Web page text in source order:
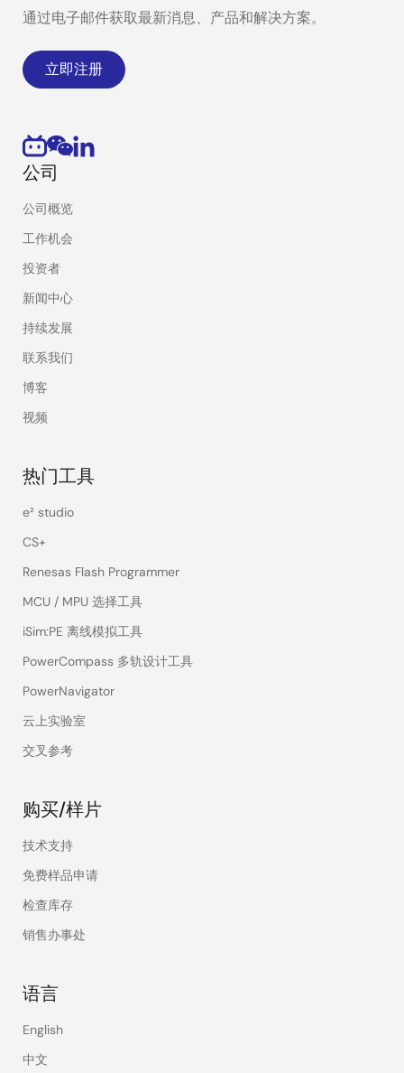
通过电子邮件获取最新消息、产品和解决方案。
立即注册
公司
公司概览
工作机会
投资者
新闻中心
持续发展
联系我们
博客
视频
热门工具
e² studio
CS+
Renesas Flash Programmer
MCU / MPU 选择工具
iSim:PE 离线模拟工具
PowerCompass 多轨设计工具
PowerNavigator
云上实验室
交叉参考
购买/样片
技术支持
免费样品申请
检查库存
销售办事处
语言
English
中文